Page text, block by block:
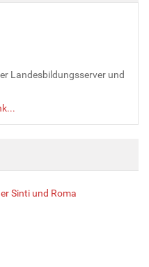
Landesbildungsserver und
Sinti und Roma